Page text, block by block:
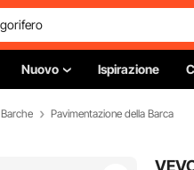
Nuovo Ispirazione
Barche Pavimentazione della Barca